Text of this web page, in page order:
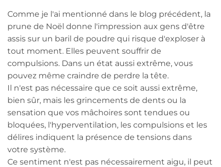
Comme je l'ai mentionné dans le blog précédent, la
prune de Noël donne l'impression aux gens d'être
assis sur un baril de poudre qui risque d'exploser à
tout moment. Elles peuvent souffrir de
compulsions. Dans un état aussi extrême, vous
pouvez même craindre de perdre la tête.
Il n'est pas nécessaire que ce soit aussi extrême,
bien sûr, mais les grincements de dents ou la
sensation que vos mâchoires sont tendues ou
bloquées, l'hyperventilation, les compulsions et les
délires indiquent la présence de tensions dans
votre système.
Ce sentiment n'est pas nécessairement aigu, il peut